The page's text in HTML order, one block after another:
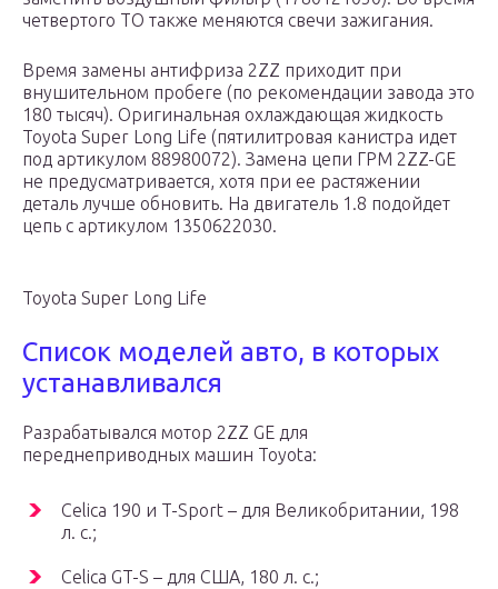
четвертого ТО также меняются свечи зажигания.
Время замены антифриза 2ZZ приходит при
внушительном пробеге (по рекомендации завода это
180 тысяч). Оригинальная охлаждающая жидкость
Toyota Super Long Life (пятилитровая канистра идет
под артикулом 88980072). Замена цепи ГРМ 2ZZ-GE
не предусматривается, хотя при ее растяжении
деталь лучше обновить. На двигатель 1.8 подойдет
цепь с артикулом 1350622030.
Toyota Super Long Life
Список моделей авто, в которых
устанавливался
Разрабатывался мотор 2ZZ GE для
переднеприводных машин Toyota:
Celica 190 и T-Sport – для Великобритании, 198
л. с.;
Celica GT-S – для США, 180 л. с.;